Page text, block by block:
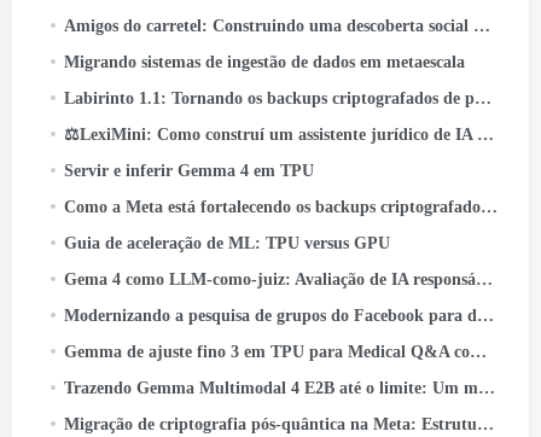
Amigos do carretel: Construindo uma descoberta social que chega a bilhões
Migrando sistemas de ingestão de dados em metaescala
Labirinto 1.1: Tornando os backups criptografados de ponta a ponta ainda mais confiáveis
⚖️LexiMini: Como construí um assistente jurídico de IA para a Índia - do zero, em uma TPU
Servir e inferir Gemma 4 em TPU
Como a Meta está fortalecendo os backups criptografados de ponta a ponta
Guia de aceleração de ML: TPU versus GPU
Gema 4 como LLM-como-juiz: Avaliação de IA responsável em lote no Cloud TPU v5e
Modernizando a pesquisa de grupos do Facebook para desbloquear o poder do conhecimento da comunidade
Gemma de ajuste fino 3 em TPU para Medical Q&A com Keras e JAX
Trazendo Gemma Multimodal 4 E2B até o limite: Um mergulho profundo no LiteRT-LM e no Qualcomm QNN
Migração de criptografia pós-quântica na Meta: Estrutura, Lições, e Conclusões